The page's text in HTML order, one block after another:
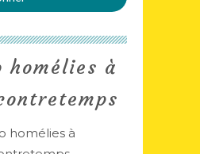
homélies à